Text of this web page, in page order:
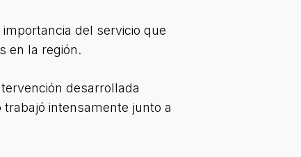
del servicio que
en la región.
desarrollada
intensamente junto a